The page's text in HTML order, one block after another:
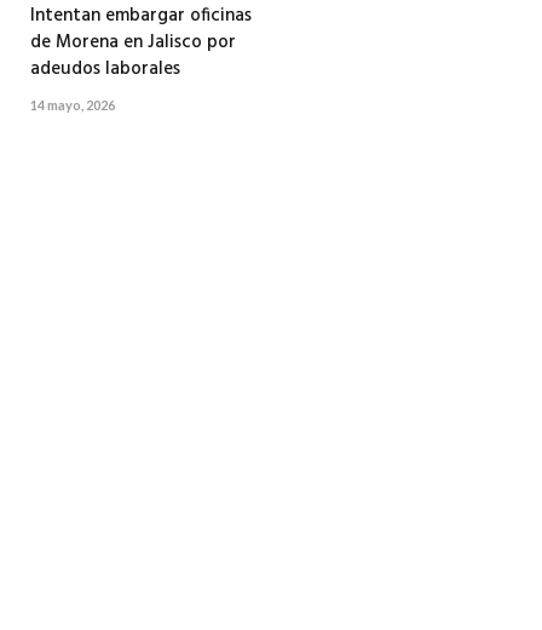
Intentan embargar oficinas
de Morena en Jalisco por
adeudos laborales
14 mayo, 2026